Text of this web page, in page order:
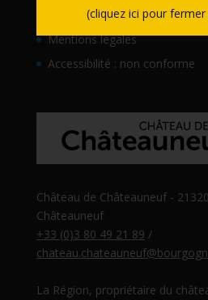
(cliquez ici pour
Contact
Mentions légales
Accessibilité : non conforme
Château de Châteauneuf - 21320
Châteauneuf
+33 (0)3 80 49 21 89 /
La Région, propriétaire du